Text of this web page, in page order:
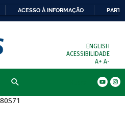
ACESSO À INFORMAÇÃO
ENGLISH
ACESSIBILIDADE
A+ A-